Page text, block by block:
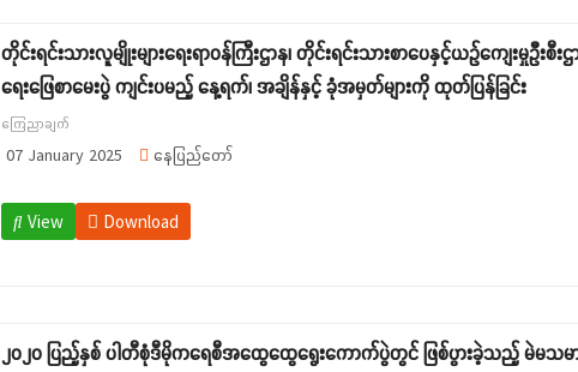
တိုင်းရင်းသားလူမျိုးများရေးရာဝန်ကြီးဌာန၊ တိုင်းရင်းသားစာပေနှင့်ယဉ်ကျေ
ရေးဖြေစာမေးပွဲ ကျင်းပမည့် နေ့ရက်၊ အချိန်နှင့် ခုံအမှတ်များကို ထုတ်ပြန်ခြင်း
ကြေညာချက်
07 January 2025 နေပြည်တော်
View Download
၂၀၂၀ ပြည့်နှစ် ပါတီစုံဒီမိုကရေစီအထွေထွေရွေးကောက်ပွဲတွင် ဖြစ်ပွားခဲ့သည့် မဲမသမာမှု